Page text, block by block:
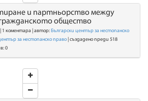
и партньорство между
общество
| 1 коментара | автор: Български център за нестопанско
за нестопанско право | създадено преди 518
0